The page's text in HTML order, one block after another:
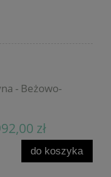
- Beżowo-
zł
do koszyka